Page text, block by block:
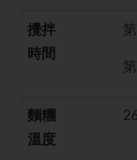
攪拌
時間
麵糰
溫度